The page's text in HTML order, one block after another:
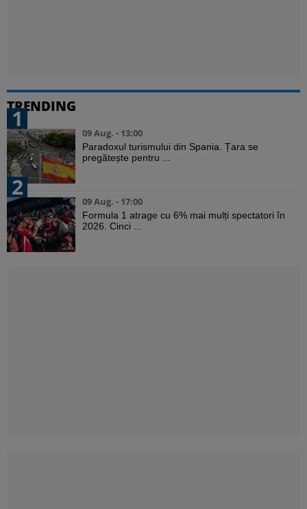
TRENDING
1
09 Aug. - 13:00
Paradoxul turismului din Spania. Țara se
pregătește pentru ...
2
09 Aug. - 17:00
Formula 1 atrage cu 6% mai mulți spectatori în
2026. Cinci ...